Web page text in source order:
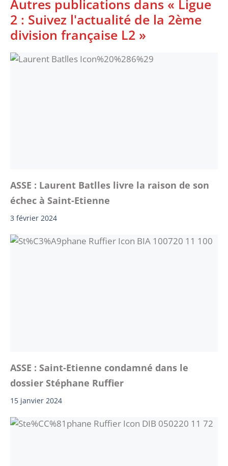
Autres publications dans « Ligue
2 : Suivez l'actualité de la 2ème
division française L2 »
ASSE : Laurent Batlles livre la raison de son
échec à Saint-Etienne
3 février 2024
ASSE : Saint-Etienne condamné dans le
dossier Stéphane Ruffier
15 janvier 2024